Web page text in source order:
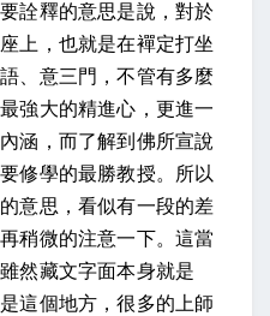
詮釋的意思是說，對於
上，也就是在襌定打坐
、意三門，不管有多麼
強大的精進心，更進一
涵，而了解到佛所宣說
修學的最勝教授。所以
意思，看似有一段的差
稍微的注意一下。這當
然藏文字面本身就是
這個地方，很多的上師